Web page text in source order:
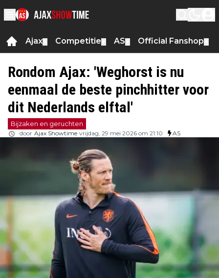
Ajax Competitie AS Official Fanshop
Rondom Ajax: 'Weghorst is nu
eenmaal de beste pinchhitter voor
dit Nederlands elftal'
Bijzaken en geruchten
door Ajax Showtime vrijdag, 29 mei 2026 om 21:10 AS